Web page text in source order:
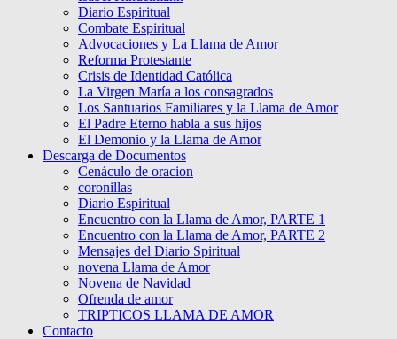
Diario Espiritual
Combate Espiritual
Advocaciones y La Llama de Amor
Reforma Protestante
Crisis de Identidad Católica
La Virgen María a los consagrados
Los Santuarios Familiares y la Llama de Amor
El Padre Eterno habla a sus hijos
El Demonio y la Llama de Amor
Descarga de Documentos
Cenáculo de oracion
coronillas
Diario Espiritual
Encuentro con la Llama de Amor, PARTE 1
Encuentro con la Llama de Amor, PARTE 2
Mensajes del Diario Spiritual
novena Llama de Amor
Novena de Navidad
Ofrenda de amor
TRIPTICOS LLAMA DE AMOR
Contacto